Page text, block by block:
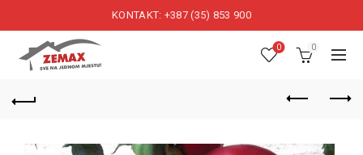
KONTAKT: +387 (35) 853 900
0 0